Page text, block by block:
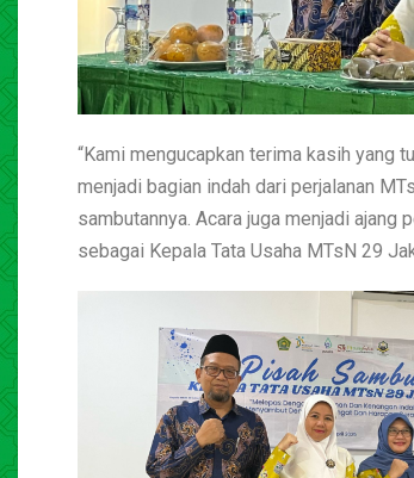
“Kami mengucapkan terima kasih yang
menjadi bagian indah dari perjalanan
sambutannya. Acara juga menjadi ajang
sebagai Kepala Tata Usaha MTsN 29